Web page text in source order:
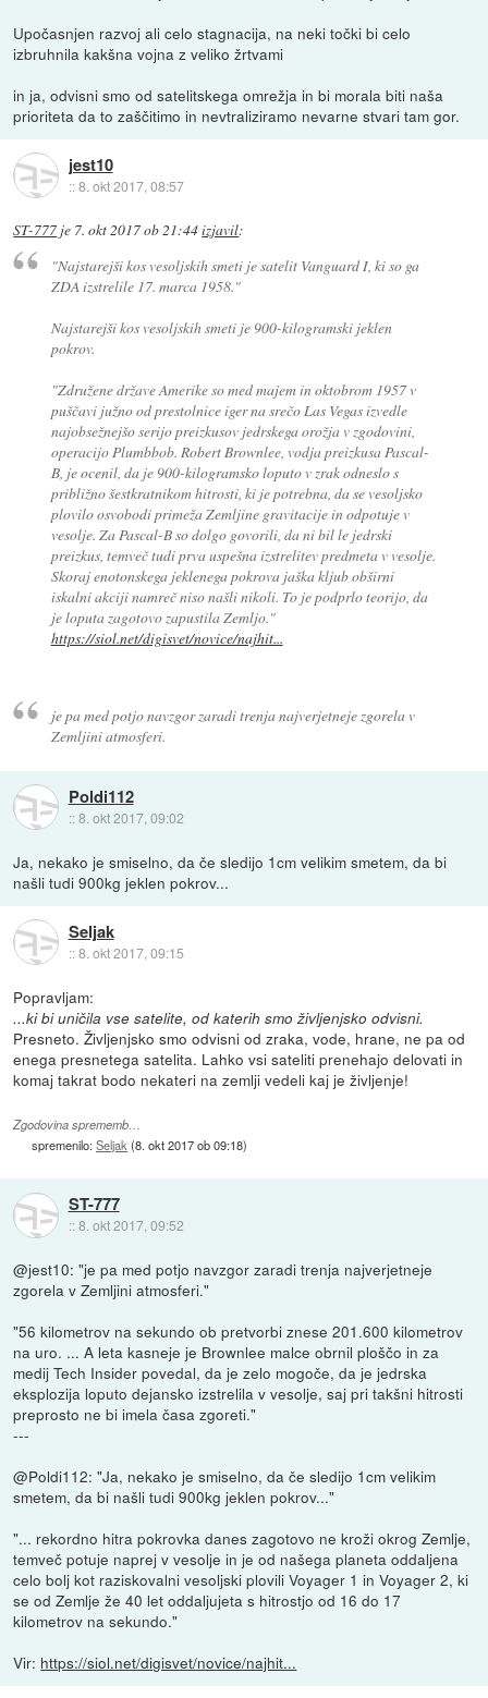
Upočasnjen razvoj ali celo stagnacija, na neki točki bi celo
izbruhnila kakšna vojna z veliko žrtvami
in ja, odvisni smo od satelitskega omrežja in bi morala biti naša
prioriteta da to zaščitimo in nevtraliziramo nevarne stvari tam gor.
jest10
::8. okt 2017, 08:57
ST-777 je 7. okt 2017 ob 21:44izjavil:
"Najstarejši kos vesoljskih smeti je satelit Vanguard I, ki so ga
ZDA izstrelile 17. marca 1958."
Najstarejši kos vesoljskih smeti je 900-kilogramski jeklen
pokrov.
"Združene države Amerike so med majem in oktobrom 1957 v
puščavi južno od prestolnice iger na srečo Las Vegas izvedle
najobsežnejšo serijo preizkusov jedrskega orožja v zgodovini,
operacijo Plumbbob. Robert Brownlee, vodja preizkusa Pascal-
B, je ocenil, da je 900-kilogramsko loputo v zrak odneslo s
približno šestkratnikom hitrosti, ki je potrebna, da se vesoljsko
plovilo osvobodi primeža Zemljine gravitacije in odpotuje v
vesolje. Za Pascal-B so dolgo govorili, da ni bil le jedrski
preizkus, temveč tudi prva uspešna izstrelitev predmeta v vesolje.
Skoraj enotonskega jeklenega pokrova jaška kljub obširni
iskalni akciji namreč niso našli nikoli. To je podprlo teorijo, da
je loputa zagotovo zapustila Zemljo."
https://siol.net/digisvet/novice/najhit...
je pa med potjo navzgor zaradi trenja najverjetneje zgorela v
Zemljini atmosferi.
Poldi112
::8. okt 2017, 09:02
Ja, nekako je smiselno, da če sledijo 1cm velikim smetem, da bi
našli tudi 900kg jeklen pokrov...
Seljak
::8. okt 2017, 09:15
Popravljam:
...ki bi uničila vse satelite, od katerih smo življenjsko odvisni.
Presneto. Življenjsko smo odvisni od zraka, vode, hrane, ne pa od
enega presnetega satelita. Lahko vsi sateliti prenehajo delovati in
komaj takrat bodo nekateri na zemlji vedeli kaj je življenje!
Zgodovina sprememb…
spremenilo:Seljak (8. okt 2017 ob 09:18)
ST-777
::8. okt 2017, 09:52
@jest10: "je pa med potjo navzgor zaradi trenja najverjetneje
zgorela v Zemljini atmosferi."
"56 kilometrov na sekundo ob pretvorbi znese 201.600 kilometrov
na uro. ... A leta kasneje je Brownlee malce obrnil ploščo in za
medij Tech Insider povedal, da je zelo mogoče, da je jedrska
eksplozija loputo dejansko izstrelila v vesolje, saj pri takšni hitrosti
preprosto ne bi imela časa zgoreti."
---
@Poldi112: "Ja, nekako je smiselno, da če sledijo 1cm velikim
smetem, da bi našli tudi 900kg jeklen pokrov..."
"... rekordno hitra pokrovka danes zagotovo ne kroži okrog Zemlje,
temveč potuje naprej v vesolje in je od našega planeta oddaljena
celo bolj kot raziskovalni vesoljski plovili Voyager 1 in Voyager 2, ki
se od Zemlje že 40 let oddaljujeta s hitrostjo od 16 do 17
kilometrov na sekundo."
Vir: https://siol.net/digisvet/novice/najhit...